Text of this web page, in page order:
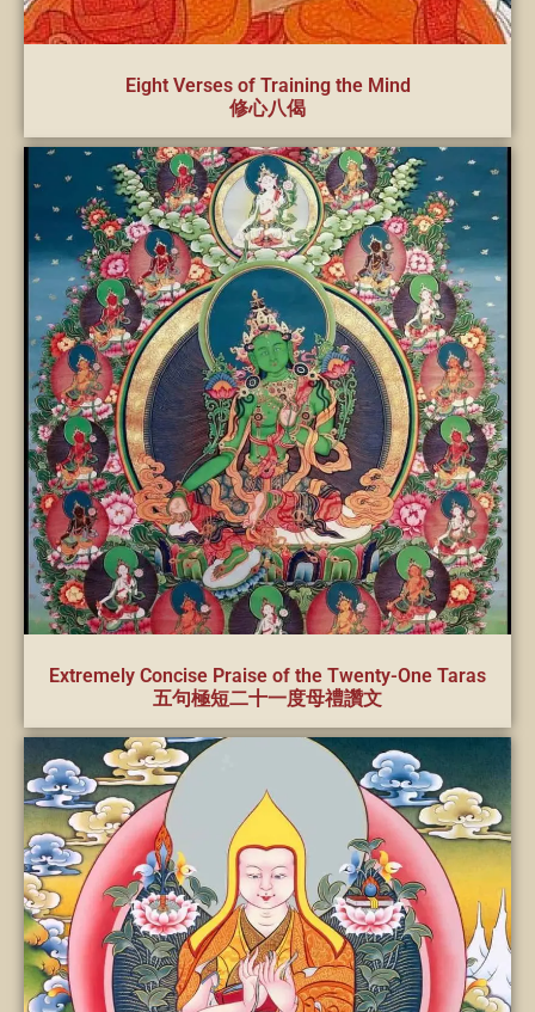
Eight Verses of Training the Mind
修心八偈
Extremely Concise Praise of the Twenty-One Taras
五句極短二十一度母禮讚文